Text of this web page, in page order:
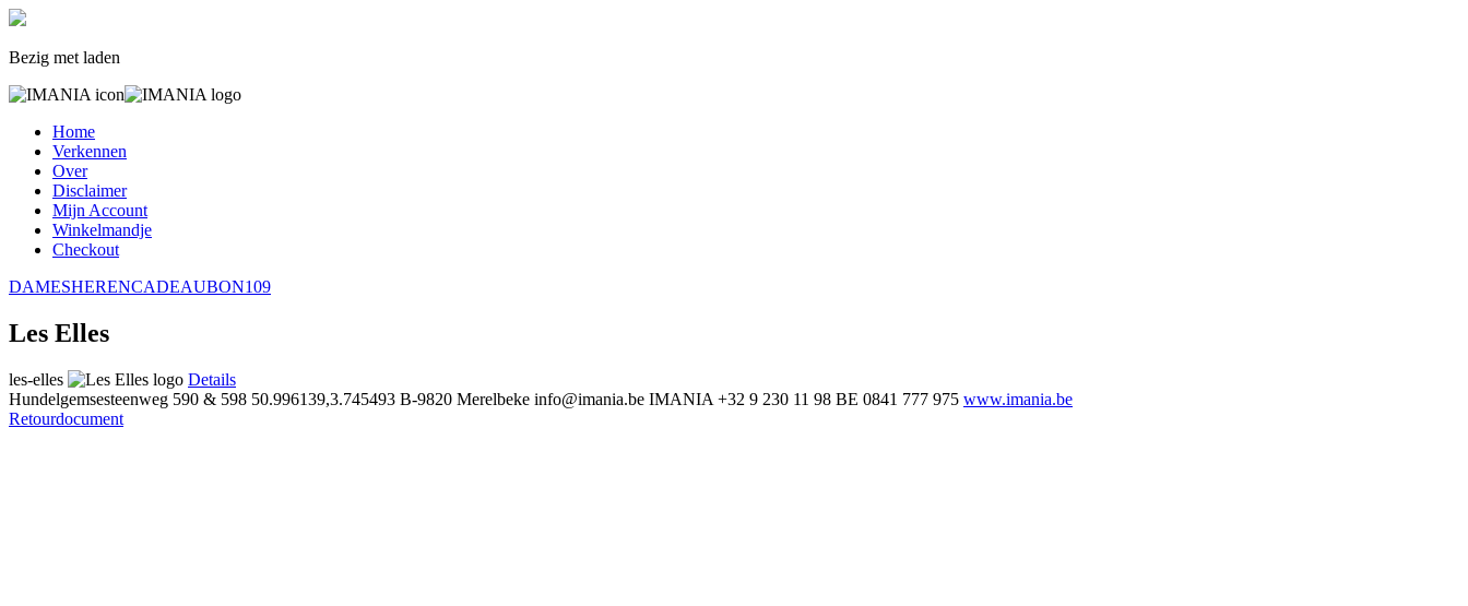
Bezig met laden
Home
Verkennen
Over
Disclaimer
Mijn Account
Winkelmandje
Checkout
DAMESHERENCADEAUBON109
Les Elles
les-elles
Details
Hundelgemsesteenweg 590 & 598 50.996139,3.745493 B-9820 Merelbeke info@imania.be IMANIA +32 9 230 11 98 BE 0841 777 975 www.imania.be
Retourdocument